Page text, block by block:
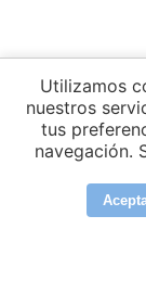
Utilizamos
nuestros
tus
navegación.